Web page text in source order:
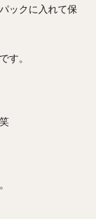
ックに入れて保
す。